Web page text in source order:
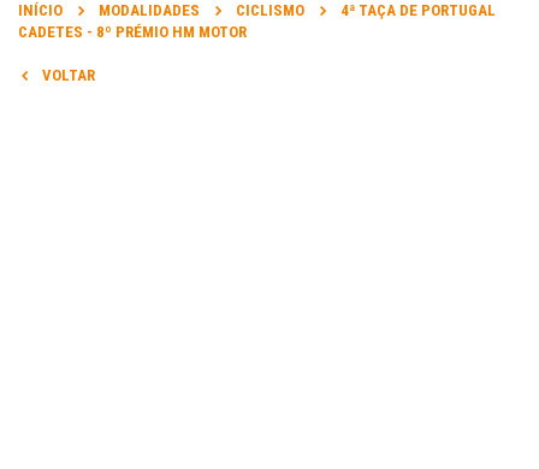
INFORMAÇÃO
INÍCIO MODALIDADES CICLISMO
4ª TAÇA DE PORTUGAL
CADETES - 8º PRÉMIO HM MOTOR
VOLTAR